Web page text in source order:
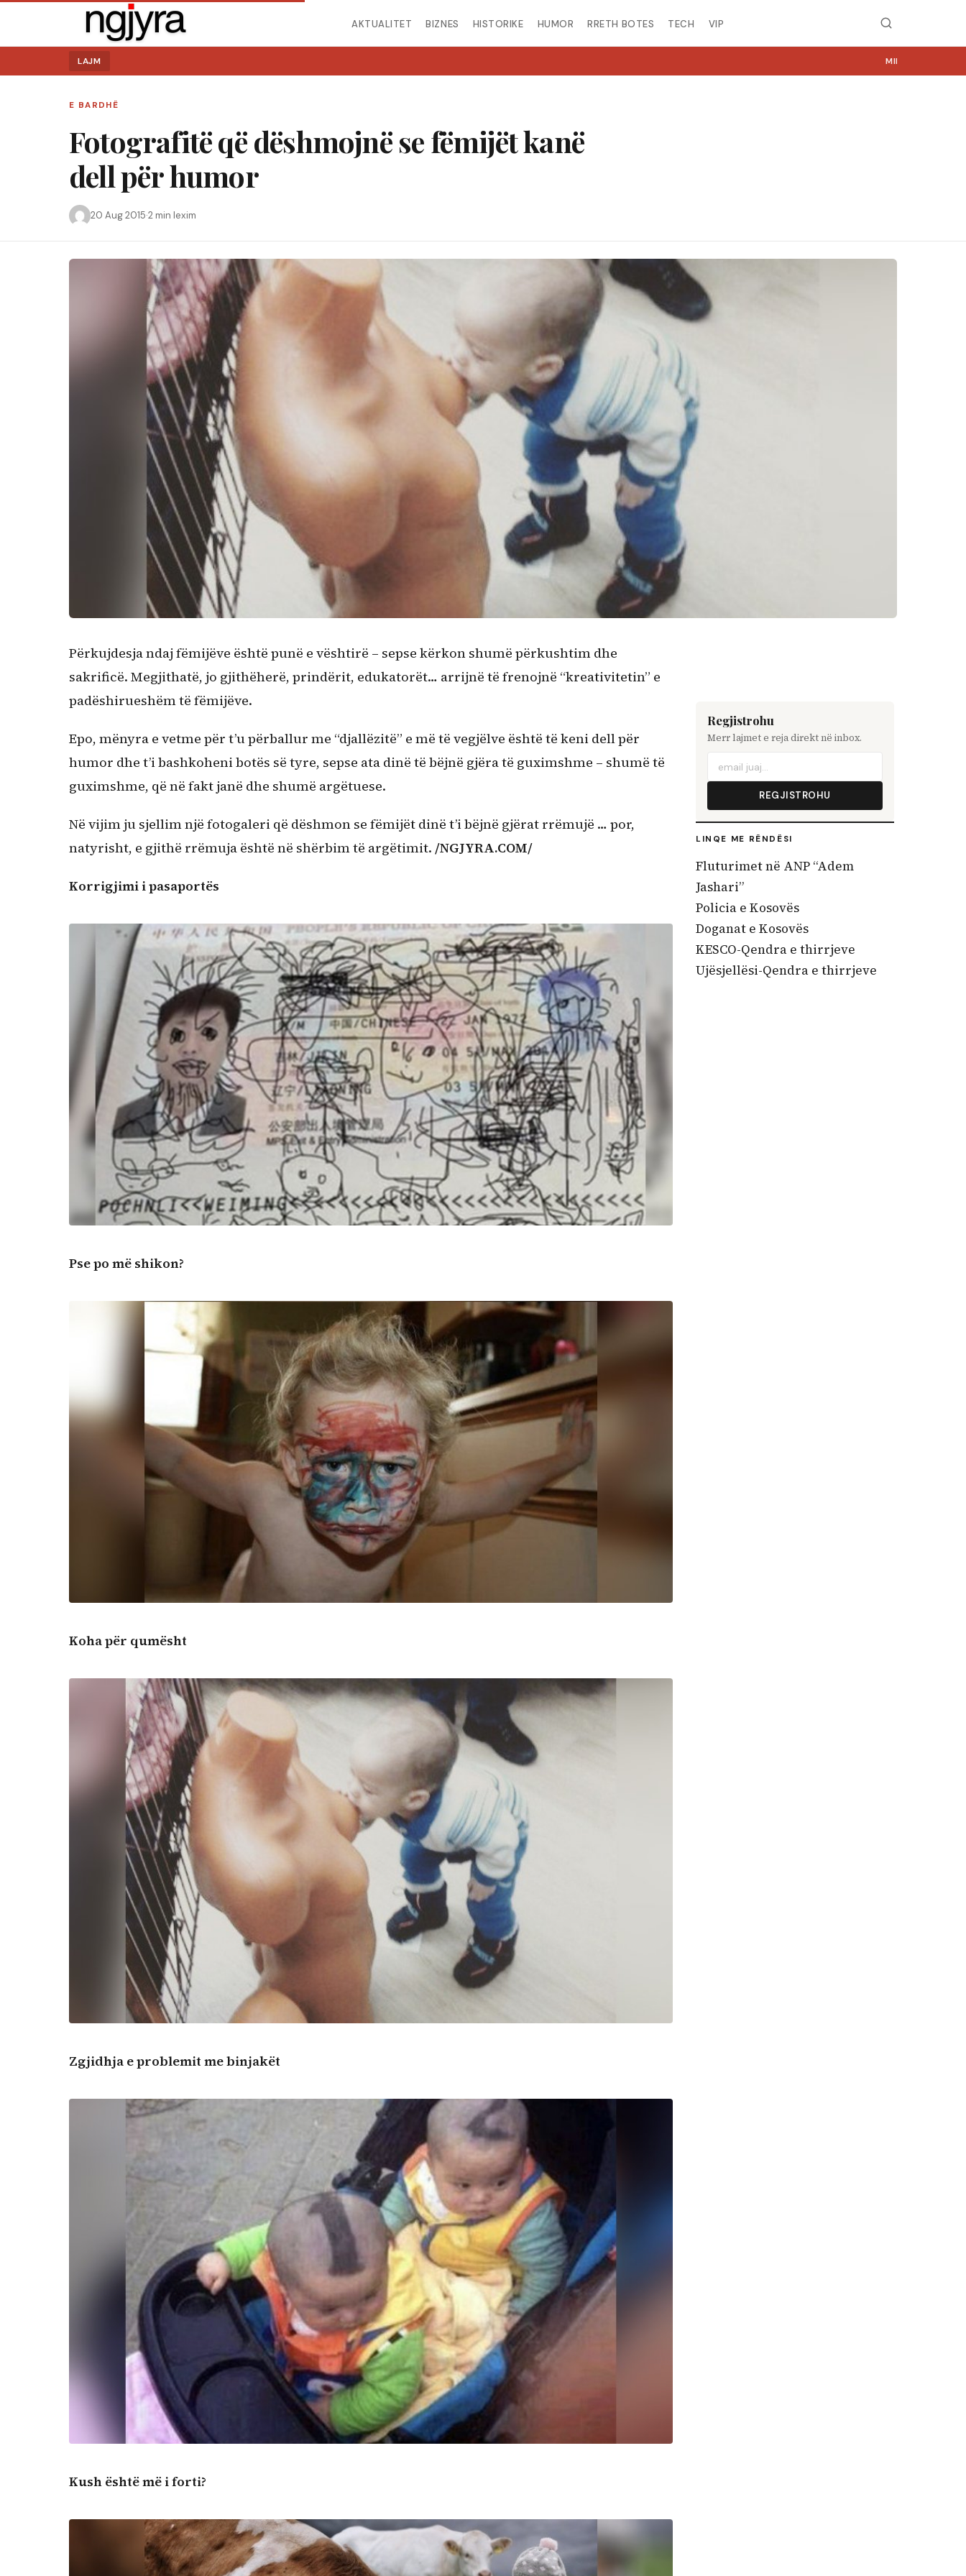
Kërko:
AKTUALITET BIZNES HISTORIKE HUMOR RRETH BOTES TECH VIP
LAJM MIRË SE VINI NË NGJYRA.COM
E BARDHË
Fotografitë që dëshmojnë se fëmijët kanë
dell për humor
20 Aug 2015·2 min lexim
Përkujdesja ndaj fëmijëve është punë e vështirë – sepse kërkon shumë përkushtim dhe
sakrificë. Megjithatë, jo gjithëherë, prindërit, edukatorët… arrijnë të frenojnë “kreativitetin” e
padëshirueshëm të fëmijëve.
Epo, mënyra e vetme për t’u përballur me “djallëzitë” e më të vegjëlve është të keni dell për
humor dhe t’i bashkoheni botës së tyre, sepse ata dinë të bëjnë gjëra të guximshme – shumë të
guximshme, që në fakt janë dhe shumë argëtuese.
Në vijim ju sjellim një fotogaleri që dëshmon se fëmijët dinë t’i bëjnë gjërat rrëmujë … por,
natyrisht, e gjithë rrëmuja është në shërbim të argëtimit. /NGJYRA.COM/
Korrigjimi i pasaportës
Pse po më shikon?
Koha për qumësht
Zgjidhja e problemit me binjakët
Kush është më i forti?
Regjistrohu
Merr lajmet e reja direkt në inbox.
REGJISTROHU
LINQE ME RËNDËSI
Fluturimet në ANP “Adem
Jashari”
Policia e Kosovës
Doganat e Kosovës
KESCO-Qendra e thirrjeve
Ujësjellësi-Qendra e thirrjeve